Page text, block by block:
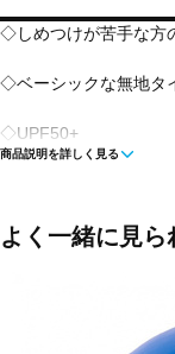
◇しめつけが苦手な方
◇ベーシックな無地タ
◇UPF50+
◇1/2頭回り:F/26.5cm
商品説明を詳しく見る
よく一緒に見